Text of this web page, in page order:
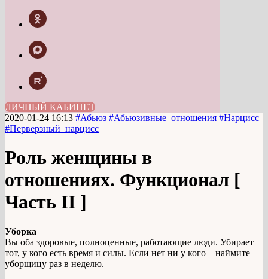
ЛИЧНЫЙ КАБИНЕТ
2020-01-24 16:13 #Абьюз #Абьюзивные_отношения #Нарцисс
#Перверзный_нарцисс
Роль женщины в
отношениях. Функционал [
Часть II ]
Уборка
Вы оба здоровые, полноценные, работающие люди. Убирает
тот, у кого есть время и силы. Если нет ни у кого – наймите
уборщицу раз в неделю.